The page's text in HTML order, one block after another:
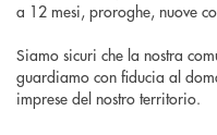
a 12 mesi, proroghe, nuove
Siamo sicuri che la nostra
guardiamo con fiducia al
imprese del nostro territorio.